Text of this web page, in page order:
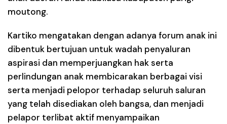
moutong.
Kartiko mengatakan dengan adanya forum anak ini
dibentuk bertujuan untuk wadah penyaluran
aspirasi dan memperjuangkan hak serta
perlindungan anak membicarakan berbagai visi
serta menjadi pelopor terhadap seluruh saluran
yang telah disediakan oleh bangsa, dan menjadi
pelapor terlibat aktif menyampaikan